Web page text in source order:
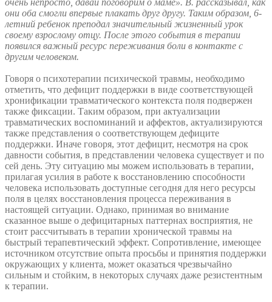
очень непросто, давай поговорим о маме». В. рассказывал, как
они оба смогли впервые плакать друг другу. Таким образом, 6-
летний ребенок преподал значительный жизненный урок
своему взрослому отцу. После этого события в терапии
появился важный ресурс переживания боли в контакте с
другим человеком.
Говоря о психотерапии психической травмы, необходимо
отметить, что дефицит поддержки в виде соответствующей
хронификации травматического контекста поля подвержен
также фиксации. Таким образом, при актуализации
травматических воспоминаний и аффектов, актуализируются
также представления о соответствующем дефиците
поддержки. Иначе говоря, этот дефицит, несмотря на срок
давности события, в представлении человека существует и по
сей день. Эту ситуацию мы можем использовать в терапии,
прилагая усилия в работе к восстановлению способности
человека использовать доступные сегодня для него ресурсы
поля в целях восстановления процесса переживания в
настоящей ситуации. Однако, принимая во внимание
сказанное выше о дефицитарных паттернах восприятия, не
стоит рассчитывать в терапии хронической травмы на
быстрый терапевтический эффект. Сопротивление, имеющее
источником отсутствие опыта просьбы и принятия поддержки
окружающих у клиента, может оказаться чрезвычайно
сильным и стойким, в некоторых случаях даже резистентным
к терапии.